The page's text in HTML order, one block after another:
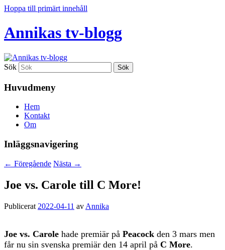
Hoppa till primärt innehåll
Annikas tv-blogg
Sök
Huvudmeny
Hem
Kontakt
Om
Inläggsnavigering
← Föregående Nästa →
Joe vs. Carole till C More!
Publicerat 2022-04-11 av Annika
Joe vs. Carole hade premiär på Peacock den 3 mars men
får nu sin svenska premiär den 14 april på C More.